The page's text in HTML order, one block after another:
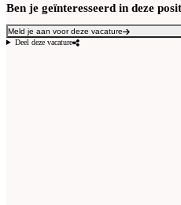
Ben je geïnteresseerd in deze
Meld je aan voor deze vacature
Deel deze vacature